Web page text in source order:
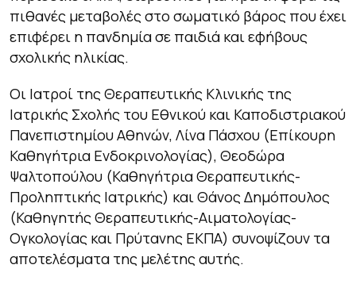
πιθανές μεταβολές στο σωματικό βάρος που έχει
επιφέρει η πανδημία σε παιδιά και εφήβους
σχολικής ηλικίας.
Οι Ιατροί της Θεραπευτικής Κλινικής της
Ιατρικής Σχολής του Εθνικού και Καποδιστριακού
Πανεπιστημίου Αθηνών, Λίνα Πάσχου (Επίκουρη
Καθηγήτρια Ενδοκρινολογίας), Θεοδώρα
Ψαλτοπούλου (Καθηγήτρια Θεραπευτικής-
Προληπτικής Ιατρικής) και Θάνος Δημόπουλος
(Καθηγητής Θεραπευτικής-Αιματολογίας-
Ογκολογίας και Πρύτανης ΕΚΠΑ) συνοψίζουν τα
αποτελέσματα της μελέτης αυτής.